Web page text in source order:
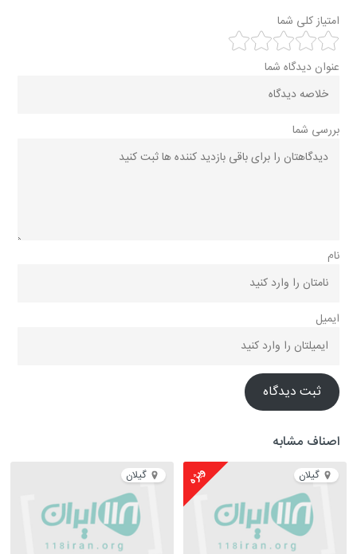
امتیاز کلی شما
عنوان دیدگاه شما
بررسی شما
نام
ایمیل
ثبت دیدگاه
اصناف مشابه
گیلان ویژه گیلان